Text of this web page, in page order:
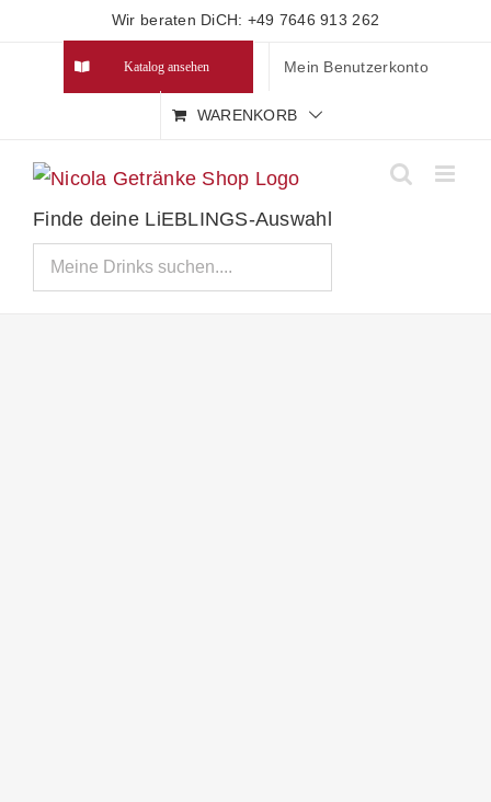
Wir beraten DiCH: +49 7646 913 262
Katalog ansehen Mein Benutzerkonto
WARENKORB
Finde deine LiEBLINGS-Auswahl